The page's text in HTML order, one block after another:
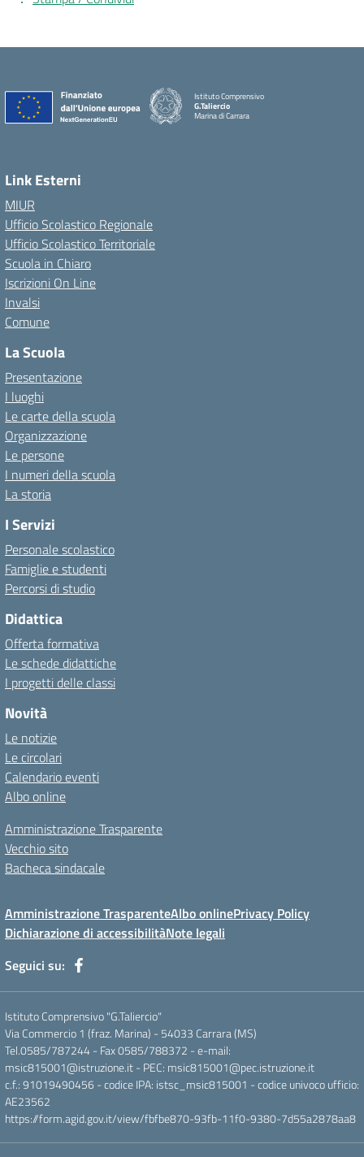
Istituto Comprensivo
G.Taliercio
Marina di Carrara
Link Esterni
MIUR
Ufficio Scolastico Regionale
Ufficio Scolastico Territoriale
Scuola in Chiaro
Iscrizioni On Line
Invalsi
Comune
La Scuola
Presentazione
I luoghi
Le carte della scuola
Organizzazione
Le persone
I numeri della scuola
La storia
I Servizi
Personale scolastico
Famiglie e studenti
Percorsi di studio
Didattica
Offerta formativa
Le schede didattiche
I progetti delle classi
Novità
Le notizie
Le circolari
Calendario eventi
Albo online
Amministrazione Trasparente
Vecchio sito
Bacheca sindacale
Amministrazione TrasparenteAlbo onlinePrivacy Policy
Dichiarazione di accessibilitàNote legali
Seguici su:
Istituto Comprensivo "G.Taliercio"
Via Commercio 1 (fraz. Marina) - 54033 Carrara (MS)
Tel.0585/787244 - Fax 0585/788372 - e-mail:
msic815001@istruzione.it - PEC: msic815001@pec.istruzione.it
c.f.: 91019490456 - codice IPA: istsc_msic815001 - codice univoco ufficio:
AE23562
https://form.agid.gov.it/view/fbfbe870-93fb-11f0-9380-7d55a2878aa8